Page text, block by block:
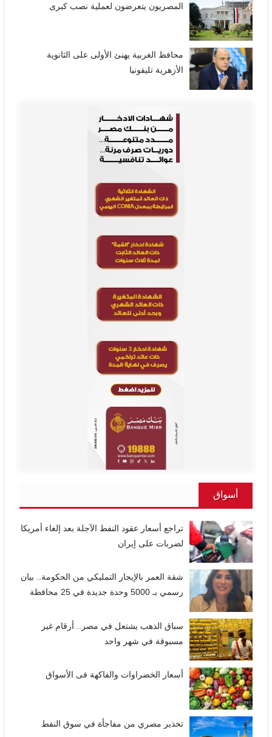
المصريون يتعرضون لعملية نصب كبرى
محافظ الغربية يهنئ الأولى على الثانوية
الأزهرية تليفونيا
أسواق
تراجع أسعار عقود النفط الآجلة بعد إلغاء أمريكا
لضربات على إيران
شقة العمر بالإيجار التمليكي من الحكومة.. بيان
رسمي بـ 5000 وحدة جديدة في 25 محافظة
سباق الذهب يشتعل في مصر.. أرقام غير
مسبوقة في شهر واحد
أسعار الخضراوات والفاكهة فى الأسواق
تحذير مصري من مفاجأة في سوق النفط